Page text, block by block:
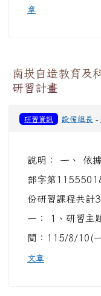
章
南崁自造教育及
研習計畫
研習資訊 設備組長 -
說明： 一、 依
部字第
份研習課程共計
一： 1、研習主
間：115/8/10(
文章